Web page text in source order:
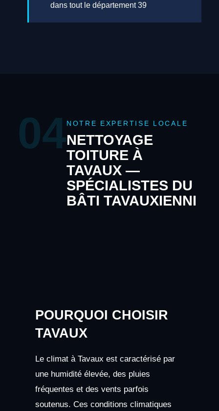
dans tout le département 39
04 NOTRE EXPERTISE LOCALE
NETTOYAGE
TOITURE À
TAVAUX —
SPÉCIALISTES DU
BÂTI TAVAUXIENNI
POURQUOI CHOISIR
TAVAUX
Le climat à Tavaux est caractérisé par
une humidité élevée, des pluies
fréquentes et des vents parfois
soutenus. Ces conditions climatiques